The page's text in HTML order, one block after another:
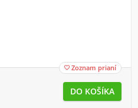
 Zoznam prianí